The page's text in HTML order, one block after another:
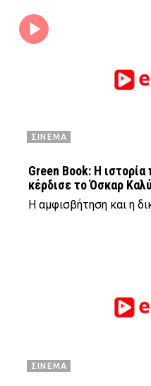
ΣΙΝΕΜΑ
Green Book: Η
κέρδισε το Όσκαρ
Η αμφισβήτηση και η
ΣΙΝΕΜΑ